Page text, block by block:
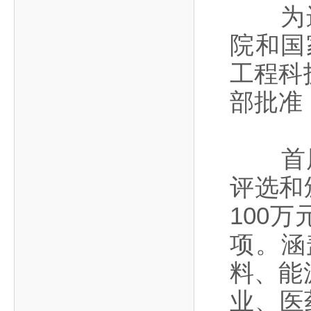
划、计划、方案及其实施等提供咨询意见。
为进
院和
工程科
部批准
首届
评选和
100万
项。
料、能
业、